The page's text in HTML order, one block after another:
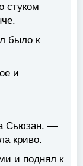
стуком
было к
и
Сьюзан. —
криво.
и поднял к